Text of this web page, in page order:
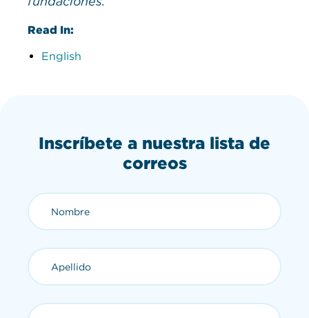
Read In:
English
Inscríbete a nuestra lista de
correos
Correo Electrónico